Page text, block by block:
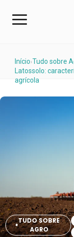
Início›Tudo sobre
Latossolo:
agrícola
TUDO SOBRE
AGRO